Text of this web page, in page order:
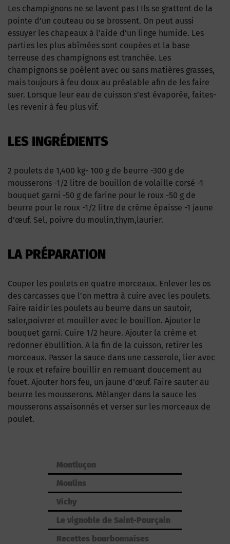
Les champignons ne se lavent pas ! Ils se grattent de la
pointe d’un couteau ou se brossent. On peut aussi
essuyer les chapeaux à l’aide d’un linge humide. Les
parties les plus abîmées sont coupées et la base
terreuse des champignons est tranchée. Les
champignons se poêlent avec ou sans matières grasses,
mais toujours à feu doux au préalable afin de les faire
suer. Lorsque leur eau de cuisson s’est évaporée, faites-
les revenir à feu plus vif.
LES INGRÉDIENTS
2 poulets de 1,400 kg- 100 g de beurre -300 g de
mousserons -1/2 litre de bouillon de volaille corsé -1
bouquet garni -50 g de farine pour le roux -50 g de
beurre pour le roux -1/2 litre de crème épaisse -1 jaune
d’œuf. Sel, poivre du moulin,thym,laurier.
LA PRÉPARATION
Couper les poulets en quatre morceaux. Enlever les os
des carcasses que l’on mettra à cuire avec les poulets.
Faire raidir les poulets au beurre dans un sautoir,
saler,poivrer et mouiller avec le bouillon. Ajouter le
bouquet garni. Cuire 1/2 heure. Ajouter la crème et
redonner ébullition. A la fin de la cuisson, retirer les
morceaux. Passer la sauce dans une casserole, lier avec
le roux et refaire bouillir en remuant doucement au
fouet. Ajouter hors feu, un jaune d’œuf. Faire sauter au
beurre les mousserons. Mélanger dans la sauce les
mousserons assaisonnés et verser sur les morceaux de
poulet.
Montluçon
Moulins
Vichy
Le vignoble de Saint-Pourçain
Recettes bourbonnaises